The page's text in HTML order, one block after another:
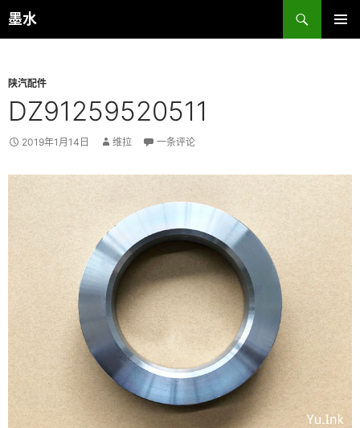
跳
至
墨水
搜
索
陕汽配件
DZ91259520511
2019年1月14日 维拉 一条评论